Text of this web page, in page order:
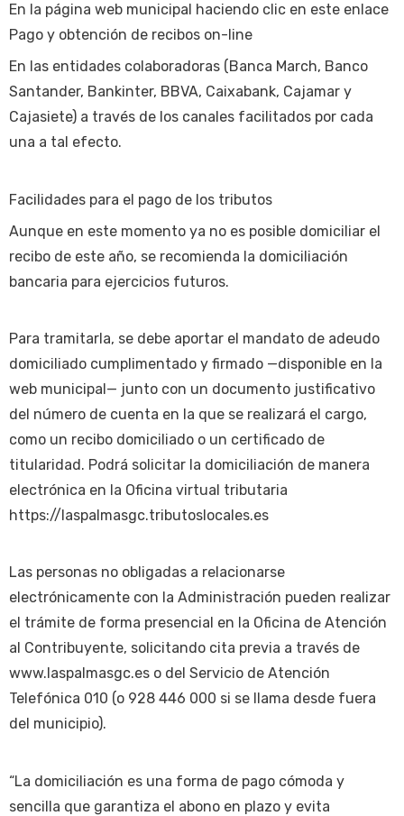
En la página web municipal haciendo clic en este enlace
Pago y obtención de recibos on-line
En las entidades colaboradoras (Banca March, Banco
Santander, Bankinter, BBVA, Caixabank, Cajamar y
Cajasiete) a través de los canales facilitados por cada
una a tal efecto.
Facilidades para el pago de los tributos
Aunque en este momento ya no es posible domiciliar el
recibo de este año, se recomienda la domiciliación
bancaria para ejercicios futuros.
Para tramitarla, se debe aportar el mandato de adeudo
domiciliado cumplimentado y firmado —disponible en la
web municipal— junto con un documento justificativo
del número de cuenta en la que se realizará el cargo,
como un recibo domiciliado o un certificado de
titularidad. Podrá solicitar la domiciliación de manera
electrónica en la Oficina virtual tributaria
https://laspalmasgc.tributoslocales.es
Las personas no obligadas a relacionarse
electrónicamente con la Administración pueden realizar
el trámite de forma presencial en la Oficina de Atención
al Contribuyente, solicitando cita previa a través de
www.laspalmasgc.es o del Servicio de Atención
Telefónica 010 (o 928 446 000 si se llama desde fuera
del municipio).
“La domiciliación es una forma de pago cómoda y
sencilla que garantiza el abono en plazo y evita